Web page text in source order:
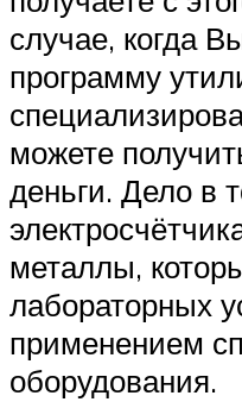
случае, когда
программу
можете
деньги. Дело в
металлы,
лабораторных
применением
оборудования.